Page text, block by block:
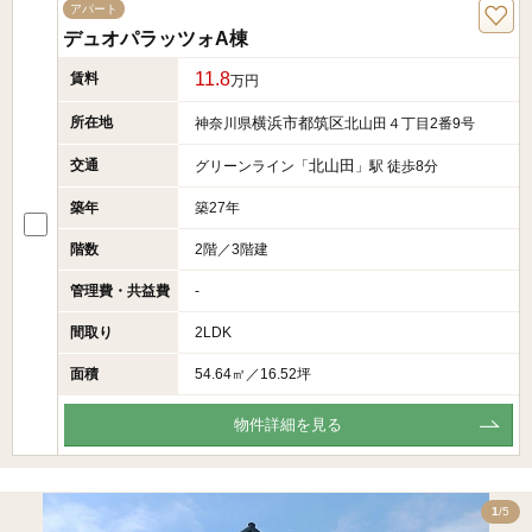
アパート
デュオパラッツォA棟
賃料 11.8万円
所在地 神奈川県横浜市都筑区北山田４丁目2番9号
交通 グリーンライン「 北山田 」駅 徒歩8分
築年 築27年
階数 2階／3階建
管理費・共益費 -
間取り 2LDK
面積 54.64㎡／16.52坪
物件詳細を見る
1/5